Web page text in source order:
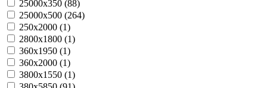
25000х350 (88)
25000х500 (264)
250х2000 (1)
2800х1800 (1)
360х1950 (1)
360х2000 (1)
3800х1550 (1)